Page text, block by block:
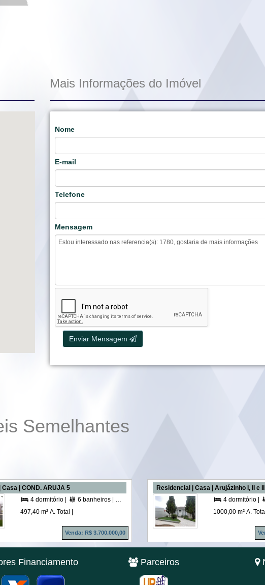
Mais Informações do Imóvel
Nome
E-mail
Telefone
Mensagem
Enviar Mensagem
Semelhantes
m² A. Útil |
Casa | COND. ARUJA 5
 4 dormitório |  6 banheiros | 6 vagas |
580,00 m² A. Útil |
497,40 m² A. Total |
Venda: R$ 3.700.000,00
Residencial | Casa | Arujázinho I, II e III
 4 dormitório |
1000,00 m² A. Total
Financiamento Parceiros